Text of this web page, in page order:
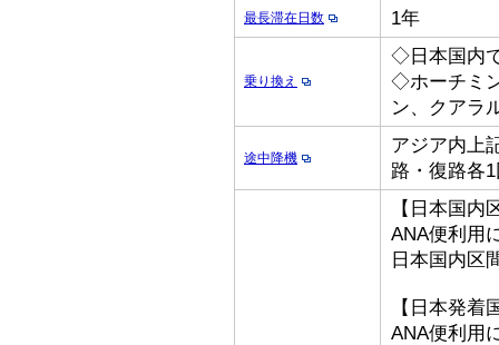
最長滞在日数 1年
乗り換え
◇日本国内
◇ホーチミ
ン、クアラ
途中降機
アジア内上
路・復路各
【日本国内
ANA便利用
日本国内区
【日本発着
ANA便利用